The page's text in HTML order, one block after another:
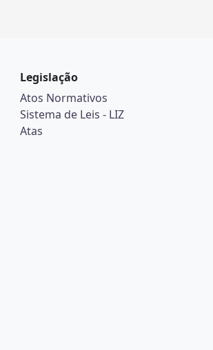
Legislação
Atos Normativos
Sistema de Leis - LIZ
Atas